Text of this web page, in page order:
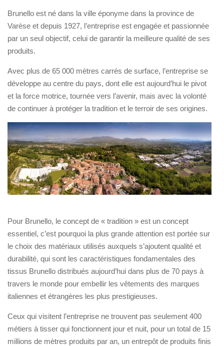
Brunello est né dans la ville éponyme dans la province de
Varèse et depuis 1927, l’entreprise est engagée et passionnée
par un seul objectif, celui de garantir la meilleure qualité de ses
produits.
Avec plus de 65 000 mètres carrés de surface, l’entreprise se
développe au centre du pays, dont elle est aujourd’hui le pivot
et la force motrice, tournée vers l’avenir, mais avec la volonté
de continuer à protéger la tradition et le terroir de ses origines.
Pour Brunello, le concept de « tradition » est un concept
essentiel, c’est pourquoi la plus grande attention est portée sur
le choix des matériaux utilisés auxquels s’ajoutent qualité et
durabilité, qui sont les caractéristiques fondamentales des
tissus Brunello distribués aujourd’hui dans plus de 70 pays à
travers le monde pour embellir les vêtements des marques
italiennes et étrangères les plus prestigieuses.
Ceux qui visitent l’entreprise ne trouvent pas seulement 400
métiers à tisser qui fonctionnent jour et nuit, pour un total de 15
millions de mètres produits par an, un entrepôt de produits finis